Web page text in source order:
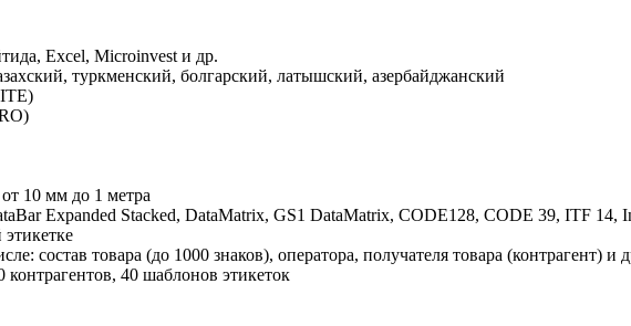
Excel, Microinvest и др.
туркменский, болгарский, латышский, азербайджанский
10 мм до 1 метра
Expanded Stacked, DataMatrix, GS1 DataMatrix, CODE128, CODE 39, ITF 14,
состав товара (до 1000 знаков), оператора, получателя товара (контрагент) и
контрагентов, 40 шаблонов этикеток